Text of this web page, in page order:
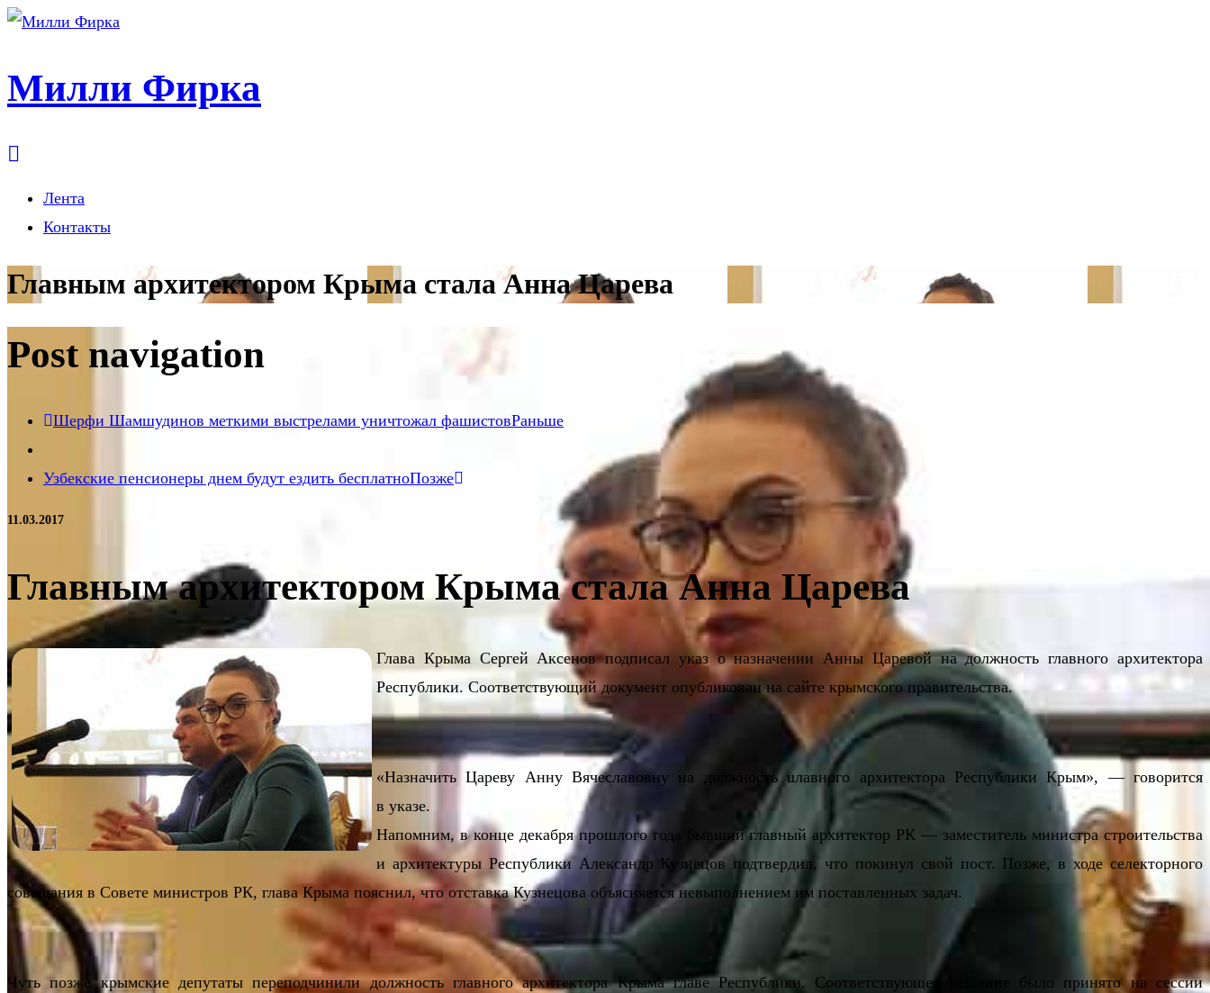
Милли Фирка
Лента
Контакты
Главным архитектором Крыма стала Анна Царева
Post navigation
Шерфи Шамшудинов меткими выстрелами уничтожал фашистовРаньше
Узбекские пенсионеры днем будут ездить бесплатноПозже
11.03.2017
Главным архитектором Крыма стала Анна Царева
Глава Крыма Сергей Аксенов подписал указ о назначении Анны Царевой на должность главного архитектора
Республики. Соответствующий документ опубликован на сайте крымского правительства.
«Назначить Цареву Анну Вячеславовну на должность uлавного архитектора Республики Крым», — говорится
в указе.
Напомним, в конце декабря прошлого года бывший главный архитектор РК — заместитель министра строительства
и архитектуры Республики Александр Кузнецов подтвердил, что покинул свой пост. Позже, в ходе селекторного
совещания в Совете министров РК, глава Крыма пояснил, что отставка Кузнецова объясняется невыполнением им поставленных задач.
Чуть позже крымские депутаты переподчинили должность главного архитектора Крыма главе Республики. Соответствующее решение было принято на сессии